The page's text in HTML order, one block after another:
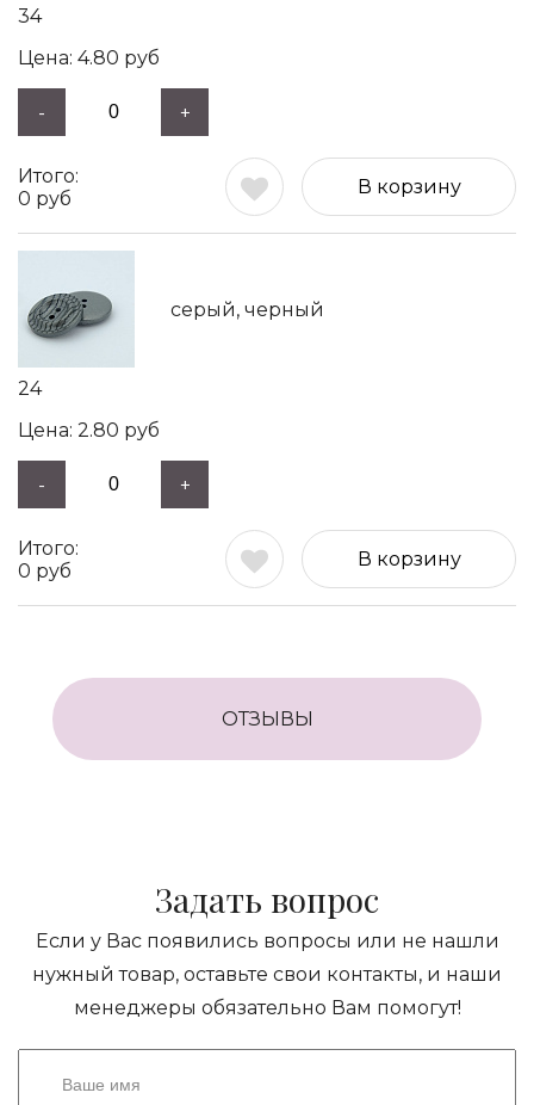
34
4.80 руб
- +
0 руб
В корзину
серый, черный
24
2.80 руб
- +
0 руб
В корзину
ОТЗЫВЫ
Задать вопрос
Если у Вас появились вопросы или не нашли
нужный товар, оставьте свои контакты, и наши
менеджеры обязательно Вам помогут!